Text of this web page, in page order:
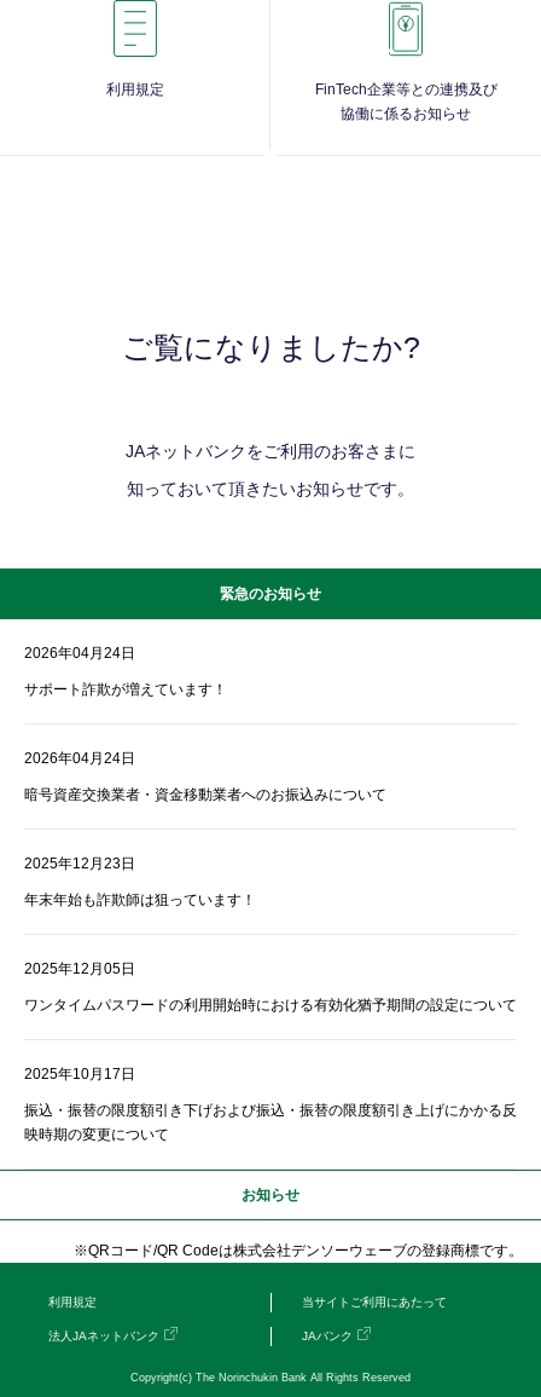
利用規定
FinTech企業等との連携及び
協働に係るお知らせ
ご覧になりましたか?
JAネットバンクをご利用のお客さまに
知っておいて頂きたいお知らせです。
緊急のお知らせ
2026年04月24日
サポート詐欺が増えています！
2026年04月24日
暗号資産交換業者・資金移動業者へのお振込みについて
2025年12月23日
年末年始も詐欺師は狙っています！
2025年12月05日
ワンタイムパスワードの利用開始時における有効化猶予期間の設定について
2025年10月17日
振込・振替の限度額引き下げおよび振込・振替の限度額引き上げにかかる反
映時期の変更について
お知らせ
※QRコード/QR Codeは株式会社デンソーウェーブの登録商標です。
利用規定 当サイトご利用にあたって
法人JAネットバンク JAバンク
Copyright(c) The Norinchukin Bank All Rights Reserved